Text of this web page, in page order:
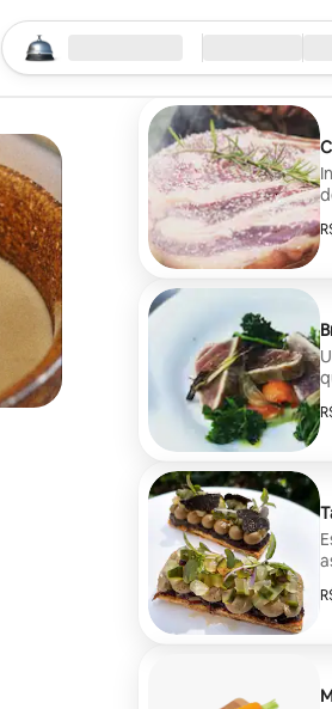
Comece sua busca
Local Check-in/